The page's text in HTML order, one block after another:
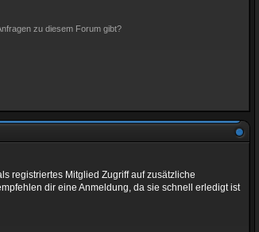
zu diesem Forum gibt?
registriertes Mitglied Zugriff auf zusätzliche
dir eine Anmeldung, da sie schnell erledigt ist